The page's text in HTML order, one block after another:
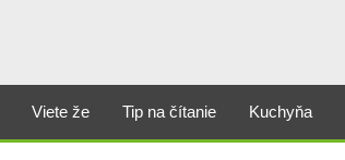
Viete že Tip na čítanie Kuchyňa